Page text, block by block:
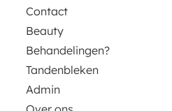
Contact
Beauty
Behandelingen?
Tandenbleken
Admin